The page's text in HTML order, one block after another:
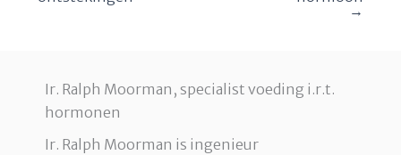
→
Ir. Ralph Moorman, specialist voeding i.r.t.
hormonen
Ir. Ralph Moorman is ingenieur